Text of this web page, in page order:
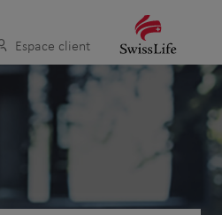
Espace client